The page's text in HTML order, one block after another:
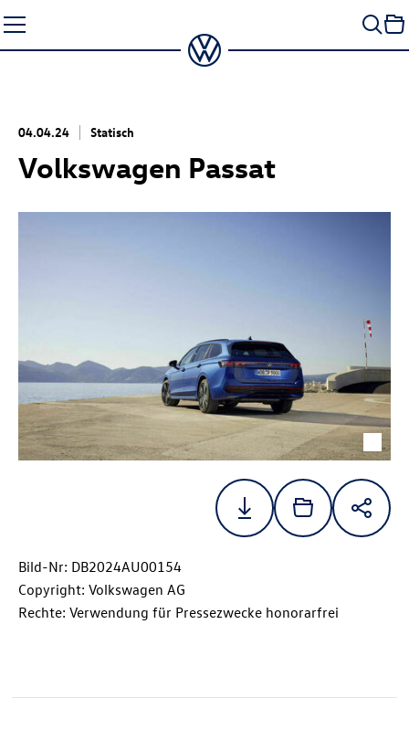
Seiteninhalt
springen
04.04.24 Statisch
Volkswagen Passat
Bild-Nr: DB2024AU00154
Copyright: Volkswagen AG
Rechte: Verwendung für Pressezwecke honorarfrei